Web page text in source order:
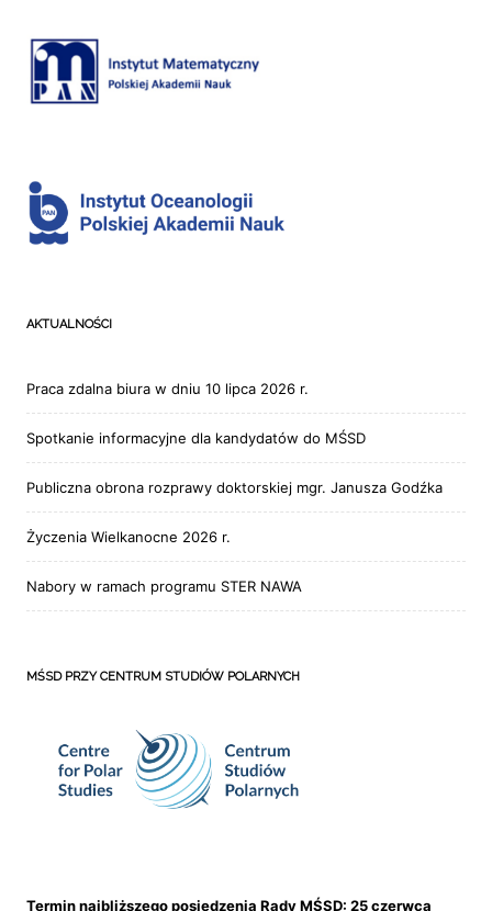
AKTUALNOŚCI
Praca zdalna biura w dniu 10 lipca 2026 r.
Spotkanie informacyjne dla kandydatów do MŚSD
Publiczna obrona rozprawy doktorskiej mgr. Janusza Godźka
Życzenia Wielkanocne 2026 r.
Nabory w ramach programu STER NAWA
MŚSD PRZY CENTRUM STUDIÓW POLARNYCH
Termin najbliższego posiedzenia Rady MŚSD: 25 czerwca